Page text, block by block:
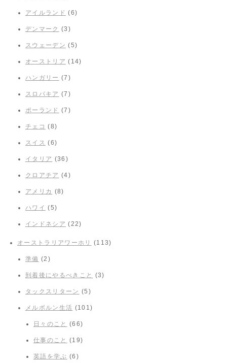
アイルランド (6)
デンマーク (3)
スウェーデン (5)
オーストリア (14)
ハンガリー (7)
スロバキア (7)
ポーランド (7)
チェコ (8)
スイス (6)
イタリア (36)
クロアチア (4)
アメリカ (8)
ハワイ (5)
インドネシア (22)
オーストラリアワーホリ (113)
準備 (2)
到着後にやるべきこと (3)
タックスリターン (5)
メルボルン生活 (101)
日々のこと (66)
仕事のこと (19)
英語を学ぶ (6)